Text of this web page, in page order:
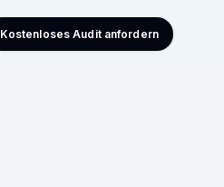
Kostenloses Audit anfordern